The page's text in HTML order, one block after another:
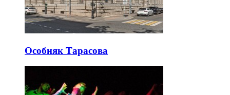
Особняк Тарасова